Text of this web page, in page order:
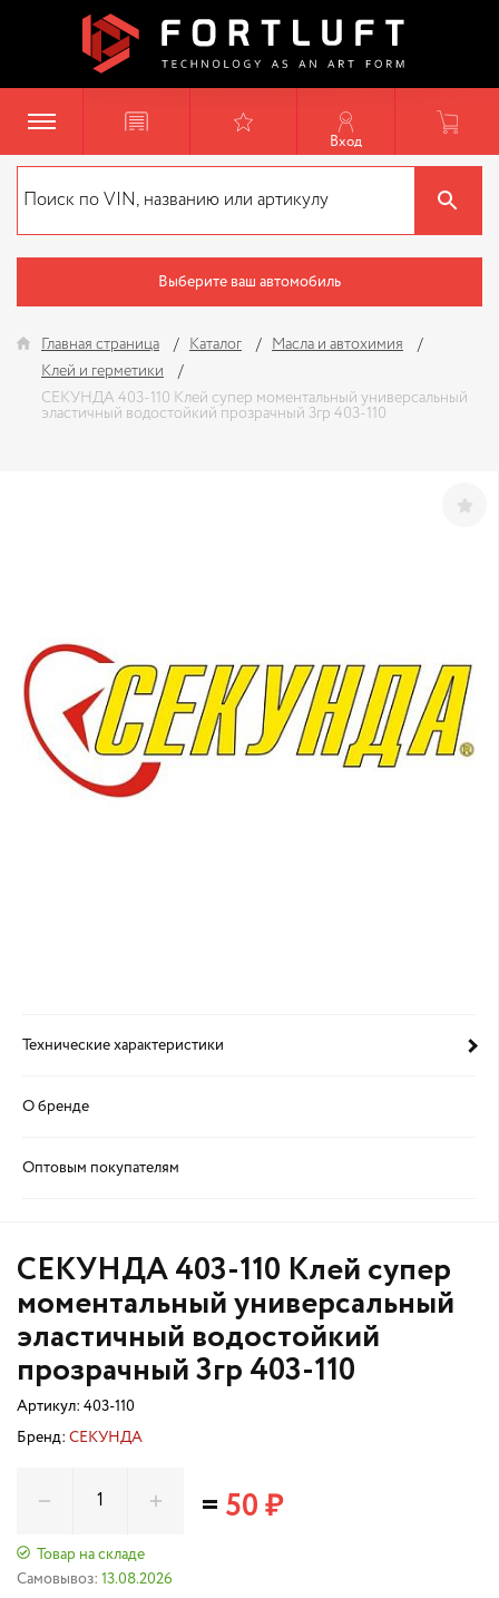
Вход
Выберите ваш автомобиль
Главная страница Каталог
Масла и автохимия
Клей и герметики
СЕКУНДА 403-110 Клей супер моментальный универсальный
эластичный водостойкий прозрачный 3гр 403-110
Технические характеристики
О бренде
Оптовым покупателям
СЕКУНДА 403-110 Клей супер
моментальный универсальный
эластичный водостойкий
прозрачный 3гр 403-110
Артикул: 403-110
Бренд: СЕКУНДА
Товар на складе
Самовывоз: 13.08.2026
=50 ₽